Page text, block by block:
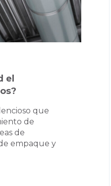
el
que
de
de
empaque y